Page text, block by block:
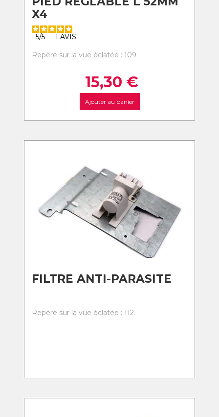
X4
5/5 - 1 AVIS
Repère sur la vue éclatée : 109
15,30 €
Ajouter au panier
FILTRE ANTI-PARASITE
Repère sur la vue éclatée : 112